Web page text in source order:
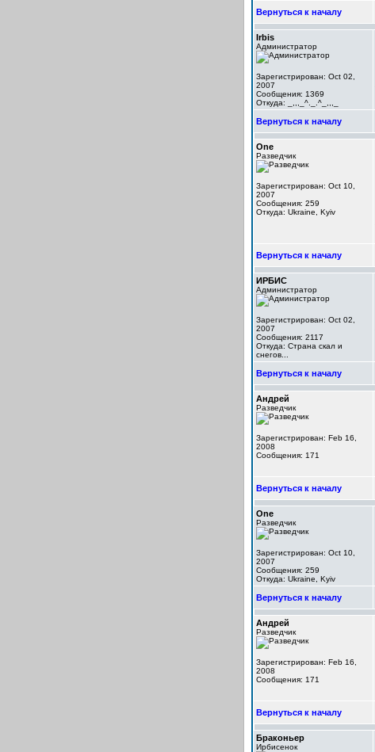
Вернуться к началу
Irbis
Администратор
Зарегистрирован: Oct 02,
2007
Сообщения: 1369
Откуда: _,,,_^._.^_,,,_
Вернуться к началу
One
Разведчик
Зарегистрирован: Oct 10,
2007
Сообщения: 259
Откуда: Ukraine, Kyiv
Вернуться к началу
ИРБИС
Администратор
Зарегистрирован: Oct 02,
2007
Сообщения: 2117
Откуда: Cтрана скал и
снегов...
Вернуться к началу
Андрей
Разведчик
Зарегистрирован: Feb 16,
2008
Сообщения: 171
Вернуться к началу
One
Разведчик
Зарегистрирован: Oct 10,
2007
Сообщения: 259
Откуда: Ukraine, Kyiv
Вернуться к началу
Андрей
Разведчик
Зарегистрирован: Feb 16,
2008
Сообщения: 171
Вернуться к началу
Браконьер
Ирбисенок